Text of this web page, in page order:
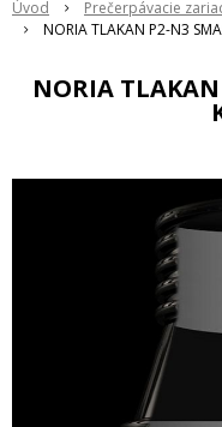
Úvod Prečerpávacie
NORIA TLAKAN P2-N3
NORIA